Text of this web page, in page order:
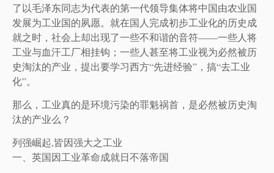
了以毛泽东同志为代表的第一代领导集体将中国由农业国
发展为工业国的夙愿。就在国人完成初步工业化的历史成
就之时，社会上却出现了一些不和谐的音符——一些人将
工业与血汗工厂相挂钩；一些人甚至将工业视为必然被历
史淘汰的产业，提出要学习西方“先进经验”，搞“去工业
化”。
那么，工业真的是环境污染的罪魁祸首，是必然被历史淘
汰的产业么？
列强崛起,皆因强大之工业
一、英国因工业革命成就日不落帝国